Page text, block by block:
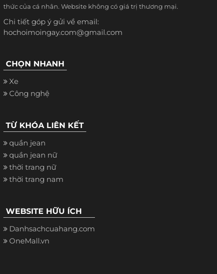
thức của cá nhân. Website không có giá trị thương mại.
Chi tiết góp ý gửi về email:
hochoimoingay.com@gmail.com
CHỌN NHANH
Xe
Công nghệ
TỪ KHÓA LIÊN KẾT
quần jean
quần jean nữ
thời trang nữ
thời trang nam
WEBSITE HỮU ÍCH
Danhsachcuahang.com
OneMall.vn